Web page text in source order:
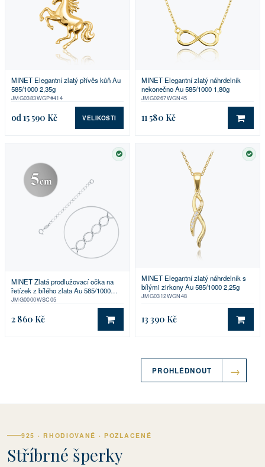
MINET Elegantní zlatý přívěs kůň Au
585/1000 2,35g
JMG0383WGP#414
od 15 590 Kč VELIKOSTI
MINET Elegantní zlatý náhrdelník
nekonečno Au 585/1000 1,80g
JMG0267WGN45
11 580 Kč DO
SKLADEM
MINET Zlatá prodlužovací očka na
řetízek z bílého zlata Au 585/1000
0,40g
JMG0000WSC05
2 860 Kč DO KOŠÍKU
MINET Elegantní zlatý náhrdelník s
bílými zirkony Au 585/1000 2,25g
JMG0312WGN48
13 390 Kč DO
PROHLÉDNOUT
925 · RHODIOVANÉ · POZLACENÉ
Stříbrné šperky